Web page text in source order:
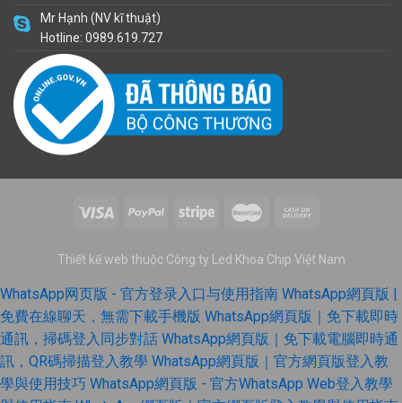
Mr Hạnh (NV kĩ thuật)
Hotline: 0989.619.727
Thiết kế web thuộc Công ty Led Khoa Chip Việt Nam
WhatsApp网页版 - 官方登录入口与使用指南 WhatsApp網頁版 |
免費在線聊天，無需下載手機版 WhatsApp網頁版｜免下載即時
通訊，掃碼登入同步對話 WhatsApp網頁版｜免下載電腦即時通
訊，QR碼掃描登入教學 WhatsApp網頁版｜官方網頁版登入教
學與使用技巧 WhatsApp網頁版 - 官方WhatsApp Web登入教學